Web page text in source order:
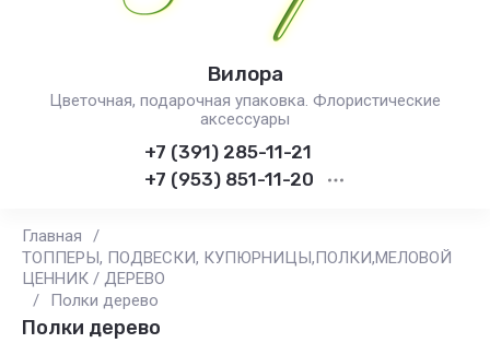
Вилора
Цветочная, подарочная упаковка. Флористические
аксессуары
+7 (391) 285-11-21
+7 (953) 851-11-20
Главная
/
ТОППЕРЫ, ПОДВЕСКИ, КУПЮРНИЦЫ,ПОЛКИ,МЕЛОВОЙ
ЦЕННИК / ДЕРЕВО
/
Полки дерево
Полки дерево